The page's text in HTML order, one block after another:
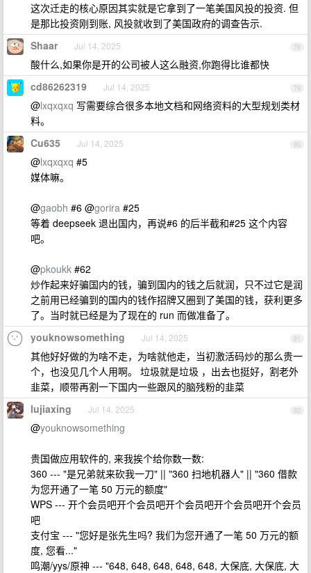
这次迁走的核心原因其实就是它拿到了一笔美国风投的投资. 但
是那比投资刚到账, 风投就收到了美国政府的调查告示.
78
Shaar Jul 14, 2025
酸什么,如果你是开的公司被人这么融资,你跑得比谁都快
79
cd86262319 Jul 14, 2025
@lxqxqxq 写需要综合很多本地文档和网络资料的大型规划类材
料。
80
Cu635 Jul 14, 2025
@lxqxqxq #5
媒体嘛。
@gaobh #6 @gorira #25
等着 deepseek 退出国内，再说#6 的后半截和#25 这个内容
吧。
@pkoukk #62
炒作起来好骗国内的钱，骗到国内的钱之后就润，只不过它是润
之前用已经骗到的国内的钱作招牌又圈到了美国的钱，获利更多
了。当时就已经是为了现在的 run 而做准备了。
81
youknowsomething Jul 14, 2025
其他好好做的为啥不走，为啥就他走，当初激活码炒的那么贵一
个，也没见几个人用啊。 垃圾就是垃圾 ，出去也挺好，割老外
韭菜，顺带再割一下国内一些跟风的脑残粉的韭菜
82
lujiaxing Jul 14, 2025
@youknowsomething
贵国做应用软件的, 来我挨个给你数一数:
360 --- "是兄弟就来砍我一刀" || "360 扫地机器人" || "360 借款
为您开通了一笔 50 万元的额度"
WPS --- 开个会员吧开个会员吧开个会员吧开个会员吧开个会员
吧
支付宝 --- "您好是张先生吗? 我们为您开通了一笔 50 万元的额
度, 您看..."
鸣潮/yys/原神 --- "648, 648, 648, 648, 648, 大保底, 大保底, 大